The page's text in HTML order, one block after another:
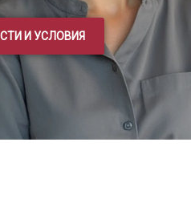
И УСЛОВИЯ